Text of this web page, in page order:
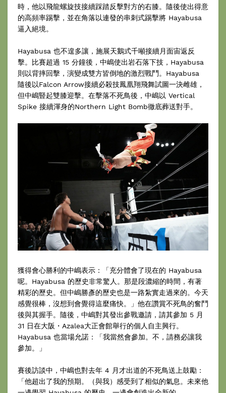
時，他以飛龍螺旋技接續踩踏反擊對方的右膝。隨後使出得意
的高頻率踢擊，並在角落以連發的串刺式踢擊將 Hayabusa
逼入絕境。
Hayabusa 也不遑多讓，施展天鵝式千噸接續月面宙返反
擊。比賽超過 15 分鐘後，中嶋使出岩石落下技，Hayabusa
則以背摔回擊，演變成雙方皆倒地的激烈戰鬥。Hayabusa
隨後以Falcon Arrow接續必殺技鳳凰翔飛舞試圖一決雌雄，
但中嶋豎起雙膝迎擊。在擊落不死鳥後，中嶋以 Vertical
Spike 接續渾身的Northern Light Bomb徹底葬送對手。
獲得會心勝利的中嶋表示：「充分體會了現在的 Hayabusa
呢。Hayabusa 的歷史非常驚人。那是段濃縮的時間，有著
精彩的歷史。但中嶋勝彥的歷史也是一路紮實走過來的。今天
感覺很棒，沒想到會覺得這麼痛快。」他在讚賞不死鳥的奮鬥
後與其握手。隨後，中嶋對其發出參戰邀請，請其參加 5 月
31 日在大阪・Azalea大正會館舉行的個人自主興行。
Hayabusa 也當場允諾：「我當然會參加。不，請務必讓我
參加。」
賽後訪談中，中嶋也對去年 4 月才出道的不死鳥送上鼓勵：
「他超出了我的預期。（與我）感受到了相似的氣息。未來他